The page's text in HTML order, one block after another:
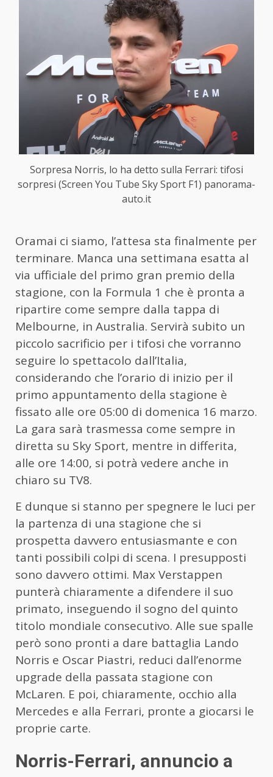
Sorpresa Norris, lo ha detto sulla Ferrari: tifosi
sorpresi (Screen You Tube Sky Sport F1) panorama-
auto.it
Oramai ci siamo, l’attesa sta finalmente per
terminare. Manca una settimana esatta al
via ufficiale del primo gran premio della
stagione, con la Formula 1 che è pronta a
ripartire come sempre dalla tappa di
Melbourne, in Australia. Servirà subito un
piccolo sacrificio per i tifosi che vorranno
seguire lo spettacolo dall’Italia,
considerando che l’orario di inizio per il
primo appuntamento della stagione è
fissato alle ore 05:00 di domenica 16 marzo.
La gara sarà trasmessa come sempre in
diretta su Sky Sport, mentre in differita,
alle ore 14:00, si potrà vedere anche in
chiaro su TV8.
E dunque si stanno per spegnere le luci per
la partenza di una stagione che si
prospetta davvero entusiasmante e con
tanti possibili colpi di scena. I presupposti
sono davvero ottimi. Max Verstappen
punterà chiaramente a difendere il suo
primato, inseguendo il sogno del quinto
titolo mondiale consecutivo. Alle sue spalle
però sono pronti a dare battaglia Lando
Norris e Oscar Piastri, reduci dall’enorme
upgrade della passata stagione con
McLaren. E poi, chiaramente, occhio alla
Mercedes e alla Ferrari, pronte a giocarsi le
proprie carte.
Norris-Ferrari, annuncio a